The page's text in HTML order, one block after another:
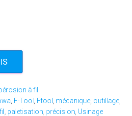
à fil
F-Tool Ftool mécanique outillage
paletisation précision Usinage